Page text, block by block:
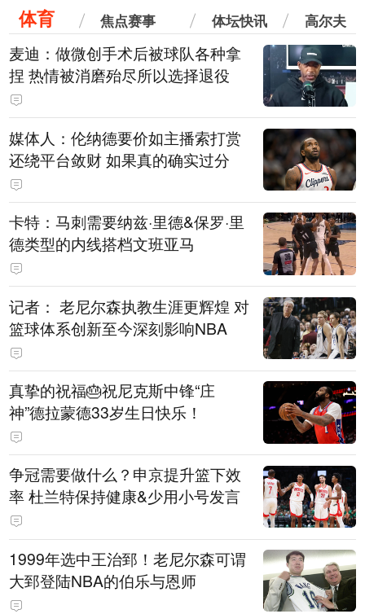
体育 焦点赛事 体坛快讯 高尔夫
麦迪：做微创手术后被球队各种拿
捏 热情被消磨殆尽所以选择退役
媒体人：伦纳德要价如主播索打赏
还绕平台敛财 如果真的确实过分
卡特：马刺需要纳兹·里德&保罗·里
德类型的内线搭档文班亚马
记者： 老尼尔森执教生涯更辉煌 对
篮球体系创新至今深刻影响NBA
真挚的祝福🎂祝尼克斯中锋“庄
神”德拉蒙德33岁生日快乐！
争冠需要做什么？申京提升篮下效
率 杜兰特保持健康&少用小号发言
1999年选中王治郅！老尼尔森可谓
大郅登陆NBA的伯乐与恩师